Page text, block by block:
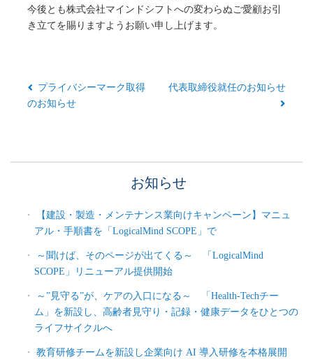
今後とも株式会社マインドシフトへの変わらぬご愛顧お引
き立てを賜りますようお願い申し上げます。
プライバシーマーク取得
のお知らせ
代表取締役就任のお知らせ
お知らせ
【建設・製造・メンテナンス業向けキャンペーン】マニュ
アル・手順書を「LogicalMind SCOPE」で
～聞けば、そのページが出てくる～ 「LogicalMind
SCOPE」リニューアル提供開始
～”見守る”が、ケアの入口になる～ 「Health-Techチー
ム」を新設し、高齢者見守り・記録・健康データをひとつの
ライフサイクルへ
教育研修チームを新設し企業向け AI 導入研修を本格展開